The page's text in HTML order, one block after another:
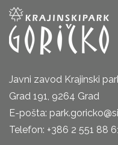
Javni zavod Krajinski
Grad 191, 9264 Grad
E-pošta:
Telefon: +386 2 551 88